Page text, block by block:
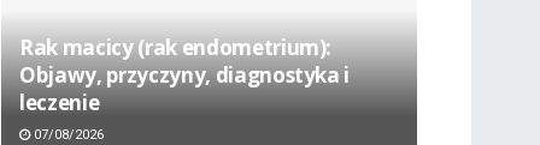
Rak macicy (rak endometrium):
Objawy, przyczyny, diagnostyka i
leczenie
07/08/2026